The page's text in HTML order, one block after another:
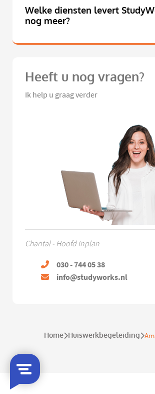
Welke diensten levert
nog meer?
Heeft u nog vragen?
Ik help u graag verder
Chantal - Hoofd Inplan
030 - 744 05 38
info@studyworks.nl
Home Huiswerkbegeleiding